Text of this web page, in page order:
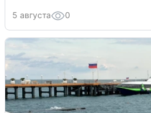
5 августа 0